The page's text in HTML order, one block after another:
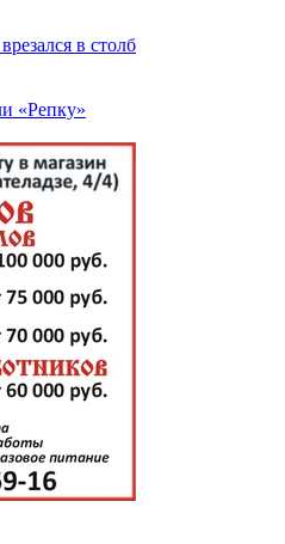
в столб
«Репку»